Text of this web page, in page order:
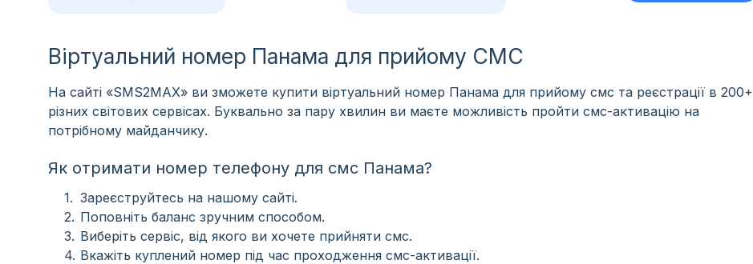
Віртуальний номер Панама для прийому СМС
На сайті «SMS2MAX» ви зможете купити віртуальний номер Панама для прийому смс та реєстрації в 200+
різних світових сервісах. Буквально за пару хвилин ви маєте можливість пройти смс-активацію на
потрібному майданчику.
Як отримати номер телефону для смс Панама?
Зареєструйтесь на нашому сайті.
Поповніть баланс зручним способом.
Виберіть сервіс, від якого ви хочете прийняти смс.
Вкажіть куплений номер під час проходження смс-активації.